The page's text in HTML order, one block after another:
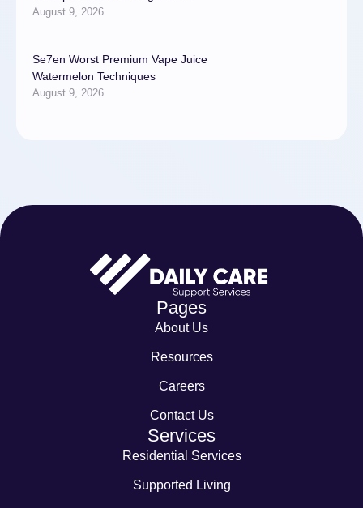
August 9, 2026
Se7en Worst Premium Vape Juice
Watermelon Techniques
August 9, 2026
Pages
About Us
Resources
Careers
Contact Us
Services
Residential Services
Supported Living